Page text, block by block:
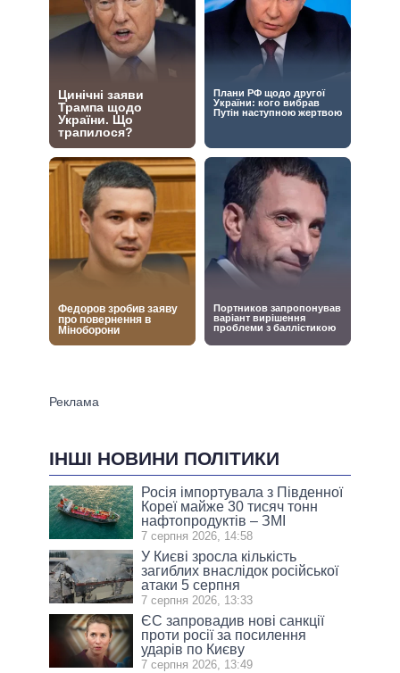
ІНШІ НОВИНИ ПОЛІТИКИ
Росія імпортувала з Південної
Кореї майже 30 тисяч тонн
нафтопродуктів – ЗМІ
7 серпня 2026, 14:58
У Києві зросла кількість
загиблих внаслідок російської
атаки 5 серпня
7 серпня 2026, 13:33
ЄС запровадив нові санкції
проти росії за посилення
ударів по Києву
7 серпня 2026, 13:49